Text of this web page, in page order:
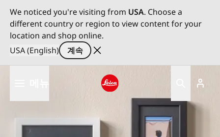
We noticed you're visiting from USA. Choose a
different country or region to view content for your
location and shop online.
USA (English)
계속
Leica logo - Home